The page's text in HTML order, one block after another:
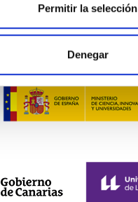
Permitir la selección
Denegar